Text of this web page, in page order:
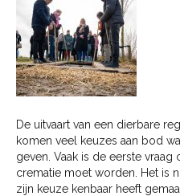
De uitvaart van een dierbare
komen veel keuzes aan bod
geven. Vaak is de eerste
crematie moet worden. Het is
zijn keuze kenbaar heeft